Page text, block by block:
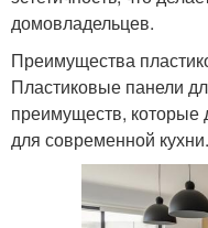
домовладельцев.
Преимущества
Пластиковые панели
преимуществ,
для современной